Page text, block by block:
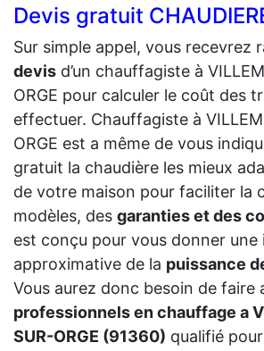
Devis gratuit
Sur simple appel, vous recevrez
devis d’un chauffagiste à
ORGE pour calculer le coût des
effectuer. Chauffagiste à
ORGE est a même de vous
gratuit la chaudière les mieux
de votre maison pour faciliter la
modèles, des garanties et des
est conçu pour vous donner une
approximative de la puissance
Vous aurez donc besoin de faire
professionnels en chauffage a
SUR-ORGE (91360) qualifié